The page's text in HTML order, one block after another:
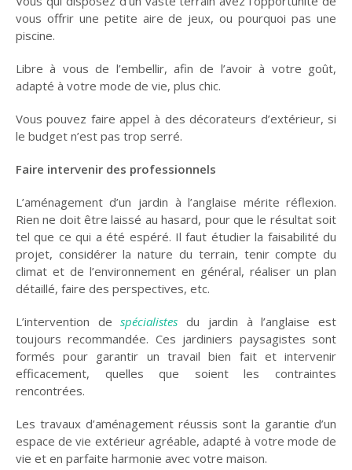
vous offrir une petite aire de jeux, ou pourquoi pas une
piscine.
Libre à vous de l’embellir, afin de l’avoir à votre goût,
adapté à votre mode de vie, plus chic.
Vous pouvez faire appel à des décorateurs d’extérieur, si
le budget n’est pas trop serré.
Faire intervenir des professionnels
L’aménagement d’un jardin à l’anglaise mérite réflexion.
Rien ne doit être laissé au hasard, pour que le résultat soit
tel que ce qui a été espéré. Il faut étudier la faisabilité du
projet, considérer la nature du terrain, tenir compte du
climat et de l’environnement en général, réaliser un plan
détaillé, faire des perspectives, etc.
L’intervention despécialistes du jardin à l’anglaise est
toujours recommandée. Ces jardiniers paysagistes sont
formés pour garantir un travail bien fait et intervenir
efficacement, quelles que soient les contraintes
rencontrées.
Les travaux d’aménagement réussis sont la garantie d’un
espace de vie extérieur agréable, adapté à votre mode de
vie et en parfaite harmonie avec votre maison.